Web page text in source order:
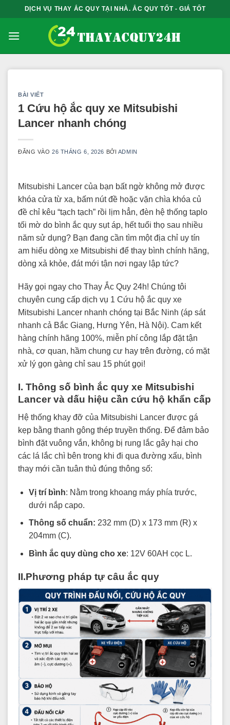
qua
nội
DỊCH VỤ THAY ẮC QUY TẠI NHÀ. ẮC QUY TỐT - GIÁ TỐT
BÀI VIẾT
1 Cứu hộ ắc quy xe Mitsubishi
Lancer nhanh chóng
ĐĂNG VÀO26 THÁNG 6, 2026 BỞI ADMIN
Mitsubishi Lancer của bạn bất ngờ không mở được
khóa cửa từ xa, bấm nút đề hoặc vặn chìa khóa củ
đề chỉ kêu “tạch tạch” rồi lịm hẳn, đèn hệ thống taplo
tối mờ do bình ắc quy sụt áp, hết tuổi thọ sau nhiều
năm sử dụng? Bạn đang cần tìm một địa chỉ uy tín
am hiểu dòng xe Mitsubishi để thay bình chính hãng,
dòng xả khỏe, đát mới tận nơi ngay lập tức?
Hãy gọi ngay cho Thay Ắc Quy 24h! Chúng tôi
chuyên cung cấp dịch vụ 1 Cứu hộ ắc quy xe
Mitsubishi Lancer nhanh chóng tại Bắc Ninh (áp sát
nhanh cả Bắc Giang, Hưng Yên, Hà Nội). Cam kết
hàng chính hãng 100%, miễn phí công lắp đặt tận
nhà, cơ quan, hầm chung cư hay trên đường, có mặt
xử lý gọn gàng chỉ sau 15 phút gọi!
I. Thông số bình ắc quy xe Mitsubishi
Lancer và dấu hiệu cần cứu hộ khẩn cấp
Hệ thống khay đỡ của Mitsubishi Lancer được gá
kẹp bằng thanh gông thép truyền thống. Để đảm bảo
bình đặt vuông vắn, không bị rung lắc gây hại cho
các lá lắc chì bên trong khi đi qua đường xấu, bình
thay mới cần tuân thủ đúng thông số:
Vị trí bình: Nằm trong khoang máy phía trước,
dưới nắp capo.
Thông số chuẩn: 232 mm (D) x 173 mm (R) x
204mm (C).
Bình ắc quy dùng cho xe: 12V 60AH cọc L.
II.Phương pháp tự câu ắc quy